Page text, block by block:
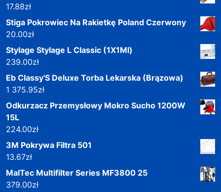
17.88zł
Stiga Pokrowiec Na Rakietkę Poland Czerwony
20.00zł
Stylage Stylage L Classic (1X1Ml)
239.00zł
Eb Classy'S Deluxe Torba Lekarska (Brązowa)
1 375.95zł
Odkurzacz Przemysłowy Mokro Sucho 1200W
15L
224.00zł
3M Pokrywa Filtra 501
13.67zł
MalTec Multifilter Series MF3800 25
379.00zł